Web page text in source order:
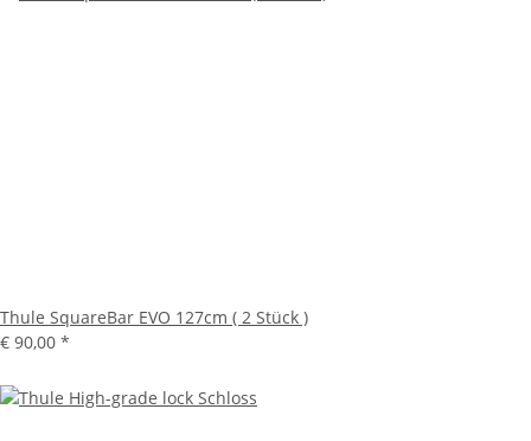
Thule SquareBar EVO 127cm ( 2 Stück )
€ 90,00 *